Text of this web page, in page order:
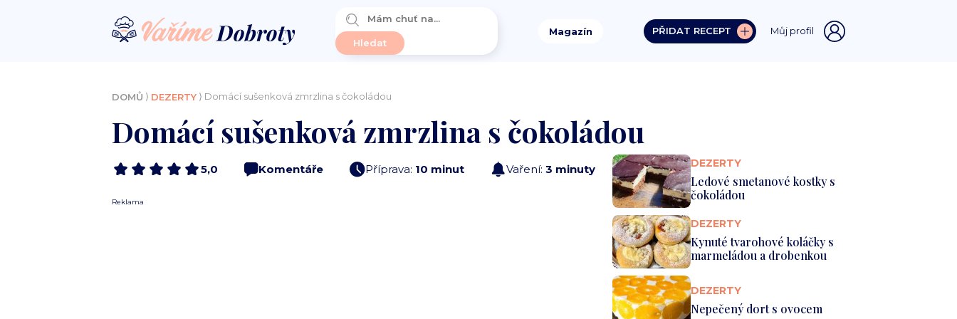
Magazín PŘIDAT RECEPT Můj profil
DOMŮ ⟩ DEZERTY⟩ Domácí sušenková zmrzlina s čokoládou
Domácí sušenková zmrzlina s čokoládou
5,0 Komentáře Příprava: 10 minut Vaření: 3 minuty
Reklama
DEZERTY
Ledové smetanové kostky s
čokoládou
DEZERTY
Kynuté tvarohové koláčky s
marmeládou a drobenkou
DEZERTY
Nepečený dort s ovocem